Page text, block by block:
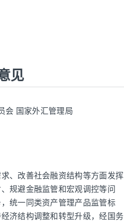
见
会 国家外汇管理局
、改善社会融资结构等方面发挥
规避金融监管和宏观调控等问
统一同类资产管理产品监管标
济结构调整和转型升级，经国务